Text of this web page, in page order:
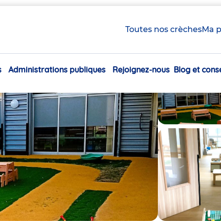
Toutes nos crèchesMa
Navigation
Administrations publiques Rejoignez-nous Blog et